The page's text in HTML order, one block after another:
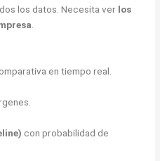
los datos. Necesita ver los
en tiempo real.
con probabilidad de